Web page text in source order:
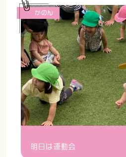
明日は運動会
かのん